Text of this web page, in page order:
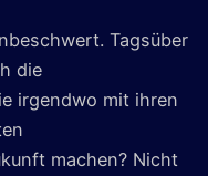
Tagsüber
die
irgendwo mit ihren
machen? Nicht